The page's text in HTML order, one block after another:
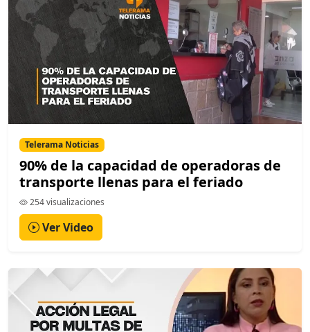
Telerama Noticias
90% de la capacidad de operadoras de
transporte llenas para el feriado
254 visualizaciones
Ver Video